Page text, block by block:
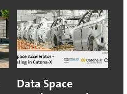
Data Space